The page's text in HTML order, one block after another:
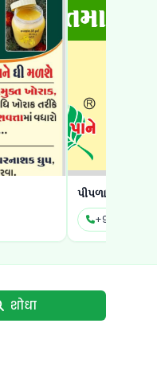
પીપળાના પાને
शोधा